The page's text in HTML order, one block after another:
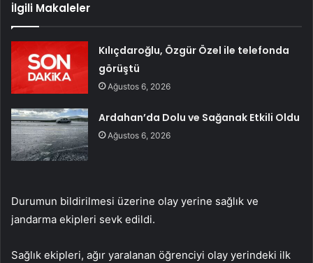
İlgili Makaleler
Kılıçdaroğlu, Özgür Özel ile telefonda
görüştü
Ağustos 6, 2026
Ardahan’da Dolu ve Sağanak Etkili Oldu
Ağustos 6, 2026
Durumun bildirilmesi üzerine olay yerine sağlık ve
jandarma ekipleri sevk edildi.
Sağlık ekipleri, ağır yaralanan öğrenciyi olay yerindeki ilk